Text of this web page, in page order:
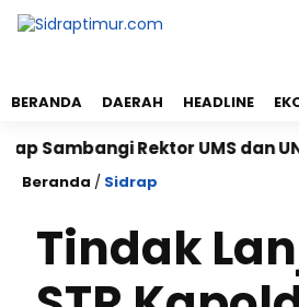
BERANDA DAERAH HEADLINE
Rektor UMS dan
Beranda / Sidrap
Tindak